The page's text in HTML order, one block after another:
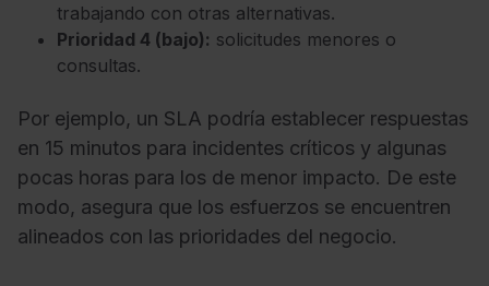
trabajando con otras alternativas.
Prioridad 4 (bajo): solicitudes menores o
consultas.
Por ejemplo, un SLA podría establecer respuestas
en 15 minutos para incidentes críticos y algunas
pocas horas para los de menor impacto. De este
modo, asegura que los esfuerzos se encuentren
alineados con las prioridades del negocio.